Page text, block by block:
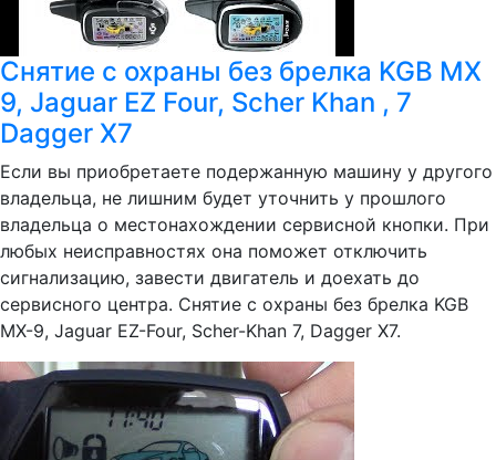
Снятие с охраны без брелка KGB MX
9, Jaguar EZ Four, Scher Khan , 7
Dagger X7
Если вы приобретаете подержанную машину у другого
владельца, не лишним будет уточнить у прошлого
владельца о местонахождении сервисной кнопки. При
любых неисправностях она поможет отключить
сигнализацию, завести двигатель и доехать до
сервисного центра. Снятие с охраны без брелка KGB
MX-9, Jaguar EZ-Four, Scher-Khan 7, Dagger X7.